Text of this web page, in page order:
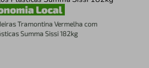
Tramontina Vermelha com
Summa Sissi 182kg